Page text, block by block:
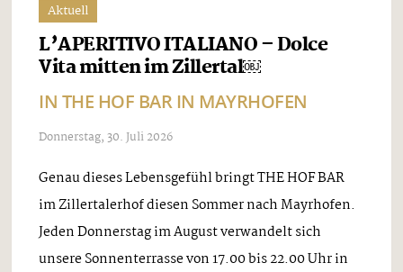
Aktuell
L’APERITIVO ITALIANO – Dolce
Vita mitten im Zillertal￼
IN THE HOF BAR IN MAYRHOFEN
Donnerstag, 30. Juli 2026
Genau dieses Lebensgefühl bringt THE HOF BAR
im Zillertalerhof diesen Sommer nach Mayrhofen.
Jeden Donnerstag im August verwandelt sich
unsere Sonnenterrasse von 17.00 bis 22.00 Uhr in